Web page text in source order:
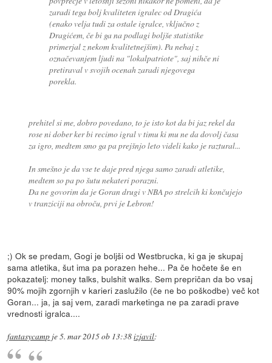
zaradi tega bolj kvaliteten igralec od Dragića
(enako velja tudi za ostale igralce, vključno z
Dragićem, če bi ga na podlagi boljše statistike
primerjal z nekom kvalitetnejšim). Pa nehaj z
označevanjem ljudi na "lokalpatriote", saj nihče ni
pretiraval v svojih ocenah zaradi njegovega
porekla.
prehitel si me, dobro povedano, to je isto kot da bi jaz rekel da
rose ni dober ker bi recimo igral v timu ki mu ne da dovolj časa
za igro, medtem smo ga pa prejšnjo leto videli kako je raztural...
In smešno je da vse te daje pred njega samo zaradi atletike,
medtem so pa po šutu nekateri porazni.
Da ne govorim da je Goran drugi v NBA po strelcih ki končujejo
v tranziciji na obroču, prvi je Lebron!
;) Ok se predam, Gogi je boljši od Westbrucka, ki ga je skupaj
sama atletika, šut ima pa porazen hehe... Pa če hočete še en
pokazatelj: money talks, bulshit walks. Sem prepričan da bo vsaj
90% mojih zgornjih v karieri zaslužilo (če ne bo poškodbe) več kot
Goran... ja, ja saj vem, zaradi marketinga ne pa zaradi prave
vrednosti igralca....
fantasycamp je5. mar 2015 ob 13:38izjavil: